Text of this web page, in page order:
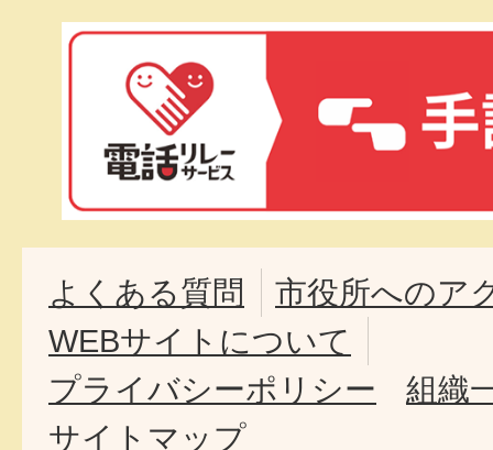
よくある質問
市役所へのア
WEBサイトについて
プライバシーポリシー
組織
サイトマップ